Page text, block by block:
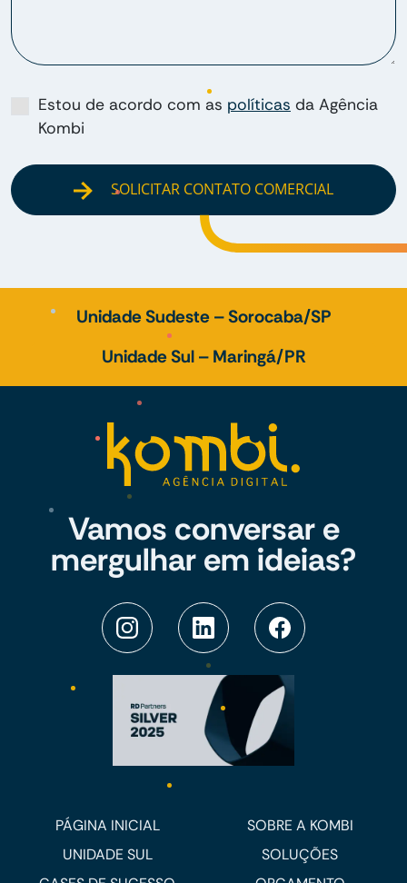
Estou de acordo com as políticas da Agência
Kombi
SOLICITAR CONTATO COMERCIAL
Unidade Sudeste – Sorocaba/SP
Unidade Sul – Maringá/PR
Vamos conversar e
mergulhar em ideias?
PÁGINA INICIAL
SOBRE A KOMBI
UNIDADE SUL
SOLUÇÕES